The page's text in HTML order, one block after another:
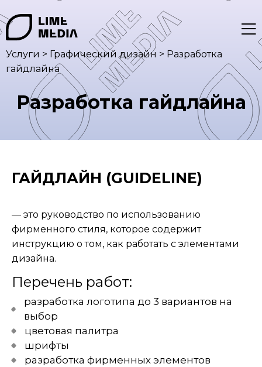
Услуги > Графический дизайн > Разработка
гайдлайна
Разработка гайдлайна
ГАЙДЛАЙН (GUIDELINE)
— это руководство по использованию
фирменного стиля, которое содержит
инструкцию о том, как работать с элементами
дизайна.
Перечень работ:
разработка логотипа до 3 вариантов на
выбор
цветовая палитра
шрифты
разработка фирменных элементов